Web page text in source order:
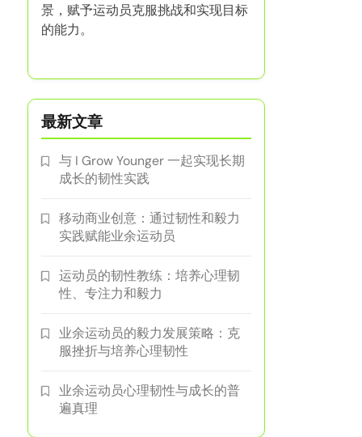
景，赋予运动员克服挑战和实现目标
的能力。
最新文章
与 I Grow Younger 一起实现长期
成长的韧性实践
移动商业创意：通过韧性和毅力
实践赋能业余运动员
运动员的韧性教练：培养心理韧
性、专注力和毅力
业余运动员的毅力发展策略：克
服挫折与培养心理韧性
业余运动员心理韧性与成长的普
遍真理